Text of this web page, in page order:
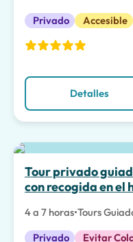
Privado
Accesible
Detalles
La mejor opción
Tour privado
con recogida en el
4 a 7 horas•Tours
Privado
Evitar